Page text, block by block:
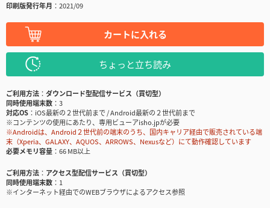
印刷版発行年月
2021/09
カートに入れる
ちょっと立ち読み
ご利用方法
ダウンロード型配信サービス（買切型）
同時使用端末数
3
対応OS
iOS最新の２世代前まで / Android最新の２世代前まで
※コンテンツの使用にあたり、専用ビューアisho.jpが必要
※Androidは、Android２世代前の端末のうち、国内キャリア経由で販売されている端
末（Xperia、GALAXY、AQUOS、ARROWS、Nexusなど）にて動作確認しています
必要メモリ容量
66 MB以上
ご利用方法
アクセス型配信サービス（買切型）
同時使用端末数
1
※インターネット経由でのWEBブラウザによるアクセス参照